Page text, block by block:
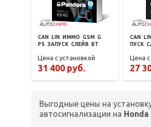
CAN LIN ИММО GSM G
PS ЗАПУСК СЛЕЙВ BT
Цена с установкой
31 400 руб.
CAN LIN
ПУСК
Цена с
27
Выгодные цены на
автосигнализации на